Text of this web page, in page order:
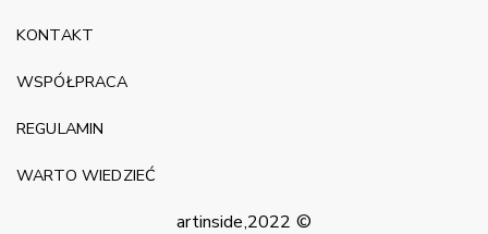
artinside,2022 ©
KONTAKT
WSPÓŁPRACA
REGULAMIN
WARTO WIEDZIEĆ